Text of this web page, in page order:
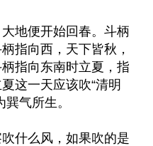
地便开始回春。斗柄
指向西，天下皆秋，
指向东南时立夏，指
这一天应该吹“清明
气所生。
什么风，如果吹的是